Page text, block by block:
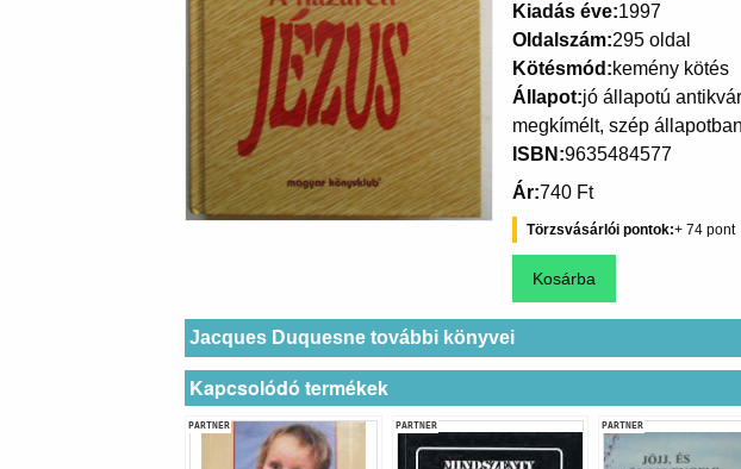
Kiadás éve 1997
Oldalszám 295 oldal
Kötésmód kemény kötés
Állapot jó állapotú
megkímélt, szép állapotban
ISBN 9635484577
Ár 740 Ft
Törzsvásárlói pontok 74
Jacques Duquesne további könyvei
Kapcsolódó termékek
PARTNER PARTNER PARTNER